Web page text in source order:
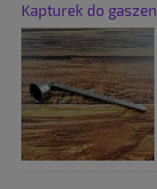
Kapturek do